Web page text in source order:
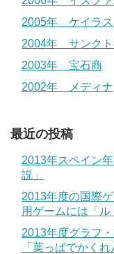
2005年 ケイラス
2004年 サンクト
2003年 宝石商
2002年 メディナ
最近の投稿
2013年スペイン
説」
2013年度の国際
用ゲームには「
2013年度グラフ
「葉っぱでかくれ